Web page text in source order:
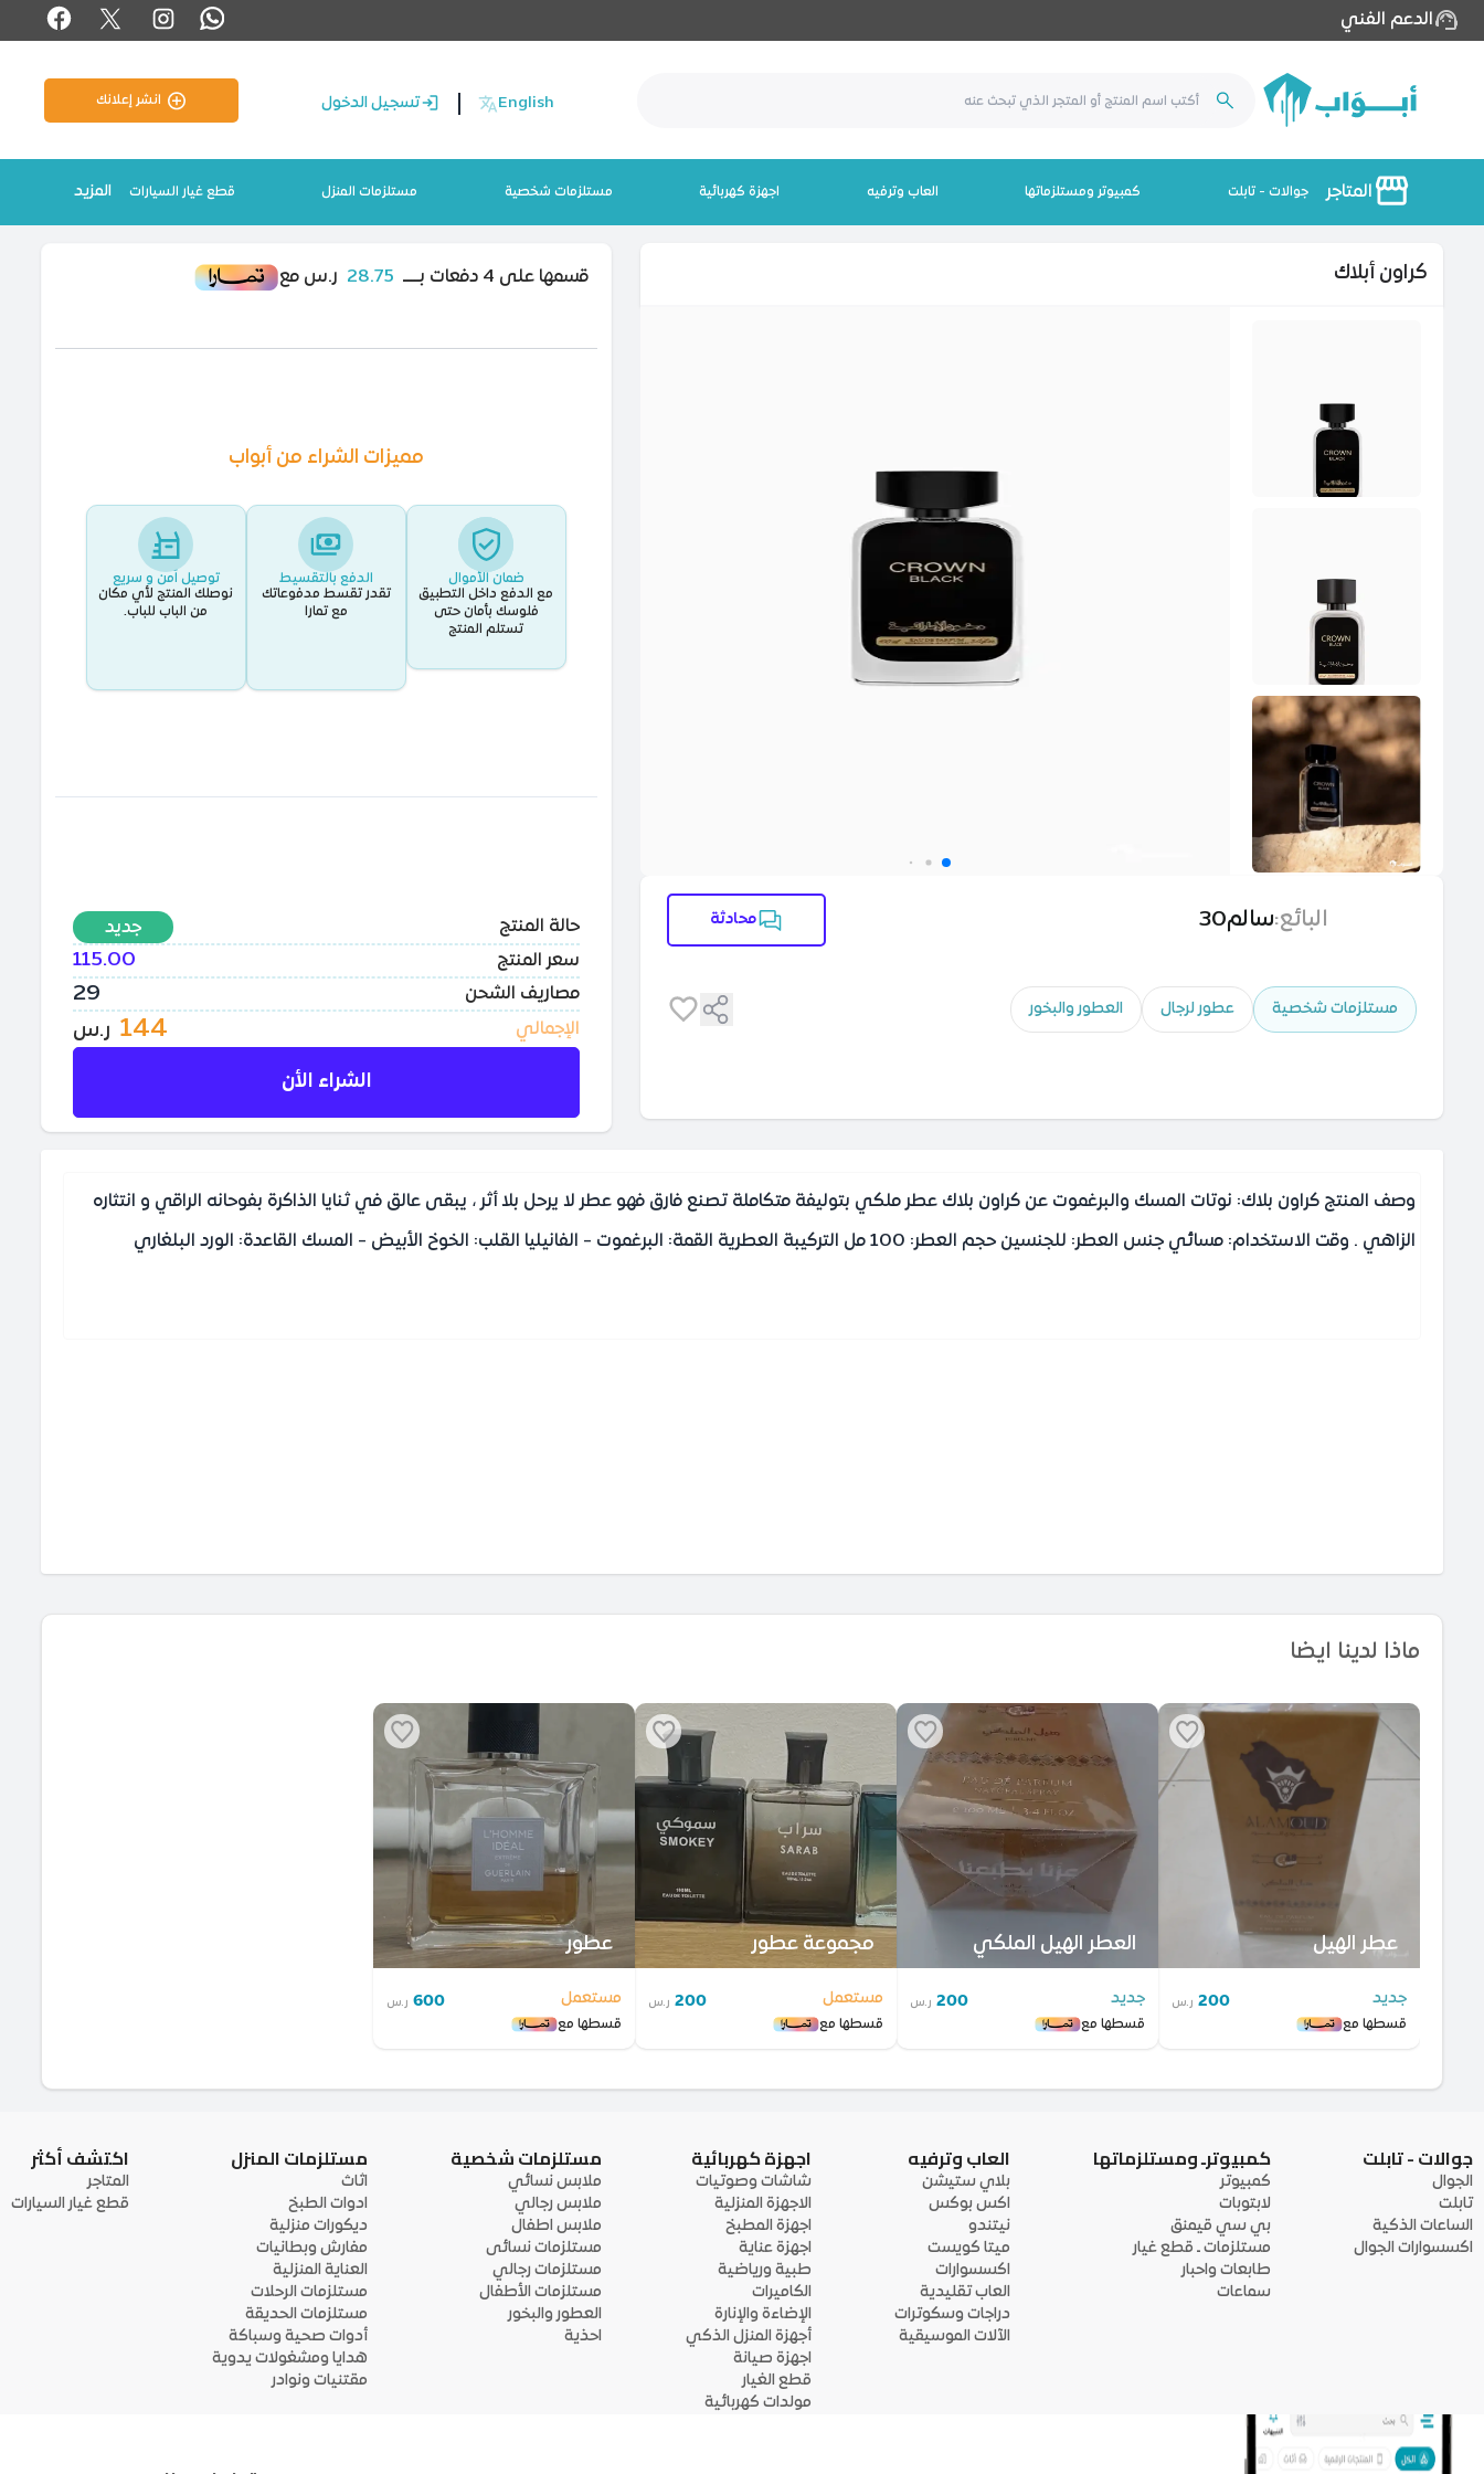
الدعم الفني
English تسجيل الدخول انشر إعلانك
المتاجر جوالات - تابلت كمبيوتر ومستلزماتها العاب وترفيه اجهزة كهربائية مستلزمات شخصية مستلزمات المنزل قطع غيار السيارات المزيد
كراون أبلاك
البائع:سالم30 محادثة
مستلزمات شخصية عطور لرجال العطور والبخور
قسمها على 4 دفعات بـــــ 28.75 ر.س مع
مميزات الشراء من أبواب
ضمان الأموال
مع الدفع داخل التطبيق
فلوسك بأمان حتى
تستلم المنتج
الدفع بالتقسيط
تقدر تقسط مدفوعاتك
مع تمارا
توصيل اَمن و سريع
نوصلك المنتج لأي مكان
من الباب للباب.
حالة المنتج
جديد
سعر المنتج
115.00
مصاريف الشحن 29
الإجمالي 144 ر.س
الشراء الأن
وصف المنتج كراون بلاك: نوتات المسك والبرغموت عن كراون بلاك عطر ملكي بتوليفة متكاملة تصنع فارق فهو عطر لا يرحل بلا أثر ، يبقى عالق في ثنايا الذاكرة بفوحانه الراقي و انتثاره
الزاهي . وقت الاستخدام: مسائي جنس العطر: للجنسين حجم العطر: 100 مل التركيبة العطرية القمة: البرغموت - الفانيليا القلب: الخوخ الأبيض - المسك القاعدة: الورد البلغاري
ماذا لدينا ايضا
جديد 200 ر.س
قسطها مع
عطر الهيل
جديد 200 ر.س
قسطها مع
العطر الهيل الملكي
مستعمل 200 ر.س
قسطها مع
مجموعة عطور
مستعمل 600 ر.س
قسطها مع
عطور
جوالات - تابلت
الجوال
تابلت
الساعات الذكية
اكسسوارات الجوال
كمبيوترـ ومستلزماتها
كمبيوتر
لابتوبات
بي سي قيمنق
مستلزمات ـ قطع غيار
طابعات واحبار
سماعات
العاب وترفيه
بلاي ستيشن
اكس بوكس
نيتندو
ميتا كويست
اكسسوارات
العاب تقليدية
دراجات وسكوترات
الآلات الموسيقية
اجهزة كهربائية
شاشات وصوتيات
الاجهزة المنزلية
اجهزة المطبخ
اجهزة عناية
طبية ورياضية
الكاميرات
الإضاءة والإنارة
أجهزة المنزل الذكي
اجهزة صيانة
قطع الغيار
مولدات كهربائية
مستلزمات شخصية
ملابس نسائي
ملابس رجالي
ملابس اطفال
مستلزمات نسائى
مستلزمات رجالي
مستلزمات الأطفال
العطور والبخور
احذية
مستلزمات المنزل
اثاث
ادوات الطبخ
ديكورات منزلية
مفارش وبطانيات
العناية المنزلية
مستلزمات الرحلات
مستلزمات الحديقة
أدوات صحية وسباكة
هدايا ومشغولات يدوية
مقتنيات ونوادر
اكتشف أكثر
المتاجر
قطع غيار السيارات